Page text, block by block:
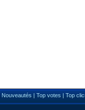
Nouveautés | Top votes | Top